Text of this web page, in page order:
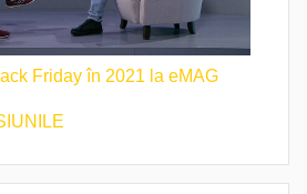
Friday în 2021 la eMAG